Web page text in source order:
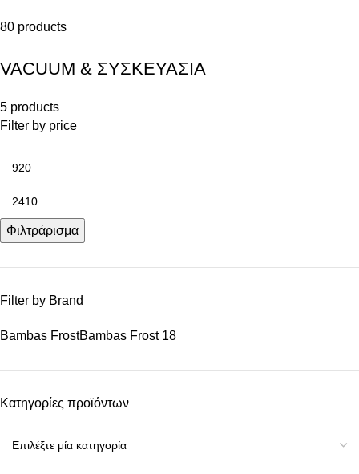
80 products
VACUUM & ΣΥΣΚΕΥΑΣΙΑ
5 products
Filter by price
Φιλτράρισμα
Filter by Brand
Bambas FrostBambas Frost 18
Κατηγορίες προϊόντων